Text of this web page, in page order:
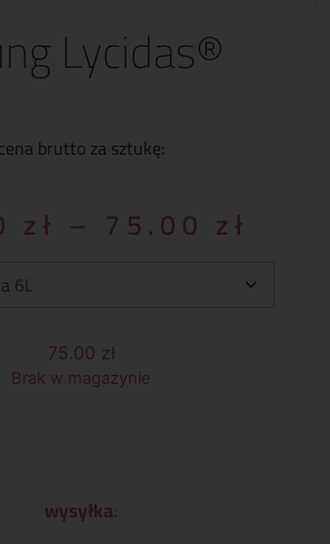
Lycidas®
cena brutto za sztukę:
zł – 75.00 zł
75.00 zł
Brak w magazynie
wysyłka: